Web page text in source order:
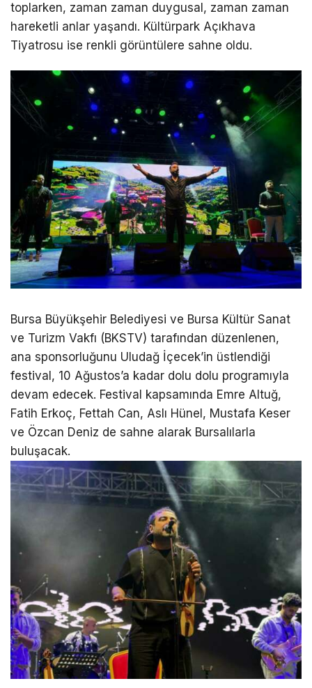
toplarken, zaman zaman duygusal, zaman zaman
hareketli anlar yaşandı. Kültürpark Açıkhava
Tiyatrosu ise renkli görüntülere sahne oldu.
Bursa Büyükşehir Belediyesi ve Bursa Kültür Sanat
ve Turizm Vakfı (BKSTV) tarafından düzenlenen,
ana sponsorluğunu Uludağ İçecek’in üstlendiği
festival, 10 Ağustos’a kadar dolu dolu programıyla
devam edecek. Festival kapsamında Emre Altuğ,
Fatih Erkoç, Fettah Can, Aslı Hünel, Mustafa Keser
ve Özcan Deniz de sahne alarak Bursalılarla
buluşacak.